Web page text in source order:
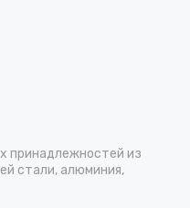
принадлежностей из
стали, алюминия,